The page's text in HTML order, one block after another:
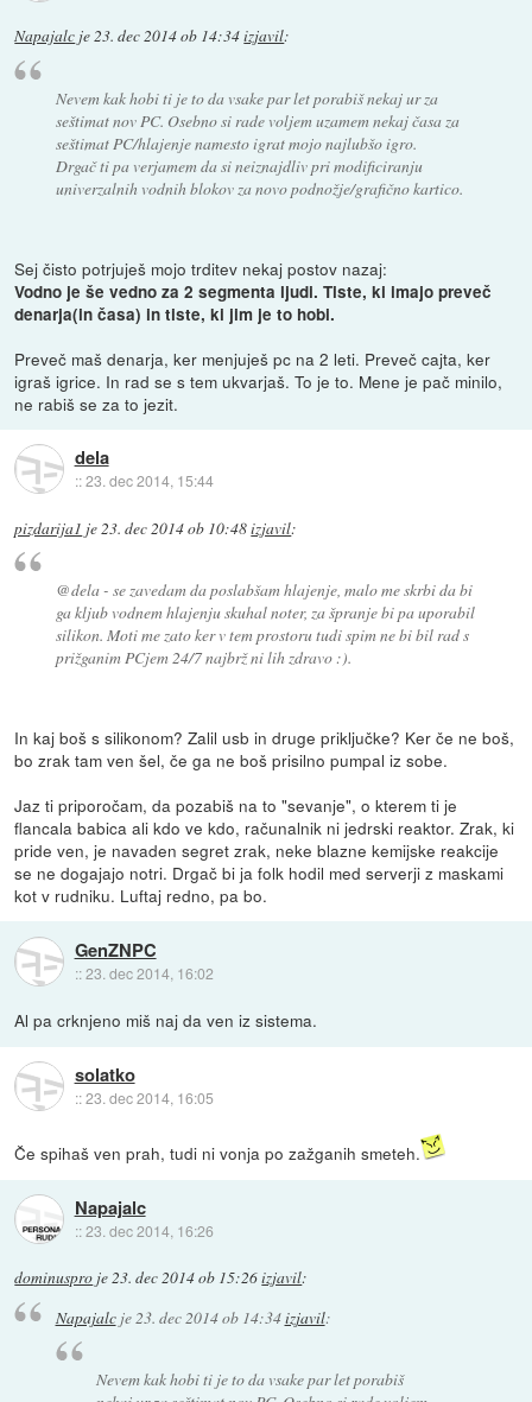
Napajalc je23. dec 2014 ob 14:34izjavil:
Nevem kak hobi ti je to da vsake par let porabiš nekaj ur za
seštimat nov PC. Osebno si rade voljem uzamem nekaj časa za
seštimat PC/hlajenje namesto igrat mojo najlubšo igro.
Drgač ti pa verjamem da si neiznajdliv pri modificiranju
univerzalnih vodnih blokov za novo podnožje/grafično kartico.
Sej čisto potrjuješ mojo trditev nekaj postov nazaj:
Vodno je še vedno za 2 segmenta ljudi. Tiste, ki imajo preveč
denarja(in časa) in tiste, ki jim je to hobi.
Preveč maš denarja, ker menjuješ pc na 2 leti. Preveč cajta, ker
igraš igrice. In rad se s tem ukvarjaš. To je to. Mene je pač minilo,
ne rabiš se za to jezit.
dela
::23. dec 2014, 15:44
pizdarija1 je23. dec 2014 ob 10:48izjavil:
@dela - se zavedam da poslabšam hlajenje, malo me skrbi da bi
ga kljub vodnem hlajenju skuhal noter, za špranje bi pa uporabil
silikon. Moti me zato ker v tem prostoru tudi spim ne bi bil rad s
prižganim PCjem 24/7 najbrž ni lih zdravo :).
In kaj boš s silikonom? Zalil usb in druge priključke? Ker če ne boš,
bo zrak tam ven šel, če ga ne boš prisilno pumpal iz sobe.
Jaz ti priporočam, da pozabiš na to "sevanje", o kterem ti je
flancala babica ali kdo ve kdo, računalnik ni jedrski reaktor. Zrak, ki
pride ven, je navaden segret zrak, neke blazne kemijske reakcije
se ne dogajajo notri. Drgač bi ja folk hodil med serverji z maskami
kot v rudniku. Luftaj redno, pa bo.
GenZNPC
::23. dec 2014, 16:02
Al pa crknjeno miš naj da ven iz sistema.
solatko
::23. dec 2014, 16:05
Če spihaš ven prah, tudi ni vonja po zažganih smeteh.
Napajalc
::23. dec 2014, 16:26
dominuspro je23. dec 2014 ob 15:26izjavil:
Napajalcje23. dec 2014 ob 14:34izjavil:
Nevem kak hobi ti je to da vsake par let porabiš